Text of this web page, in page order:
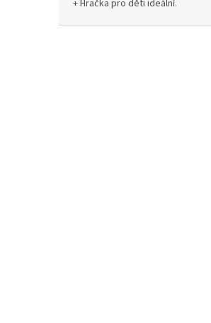
+ Hračka pro děti ideální.